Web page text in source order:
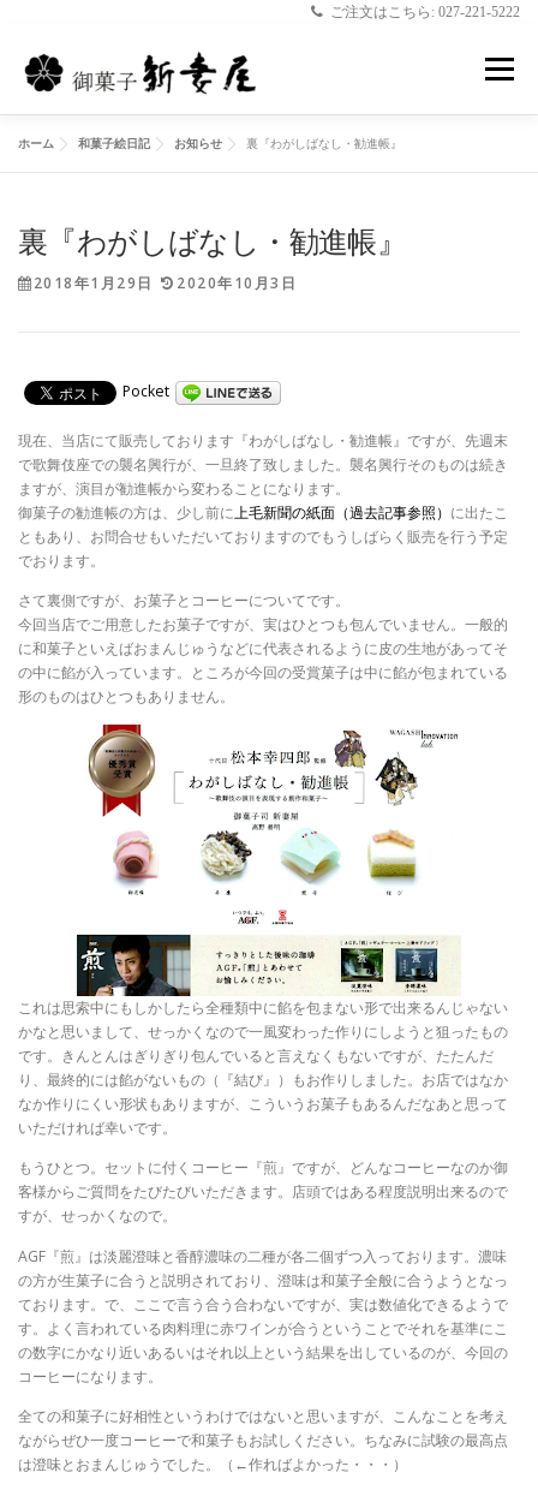
ご注文はこちら: 027-221-5222
メニュー
店舗のご案内 和菓子絵日記 お問合せ
ホーム 和菓子絵日記 お知らせ 裏『わがしばなし・勧進帳』
裏『わがしばなし・勧進帳』
2018年1月29日 2020年10月3日
Pocket
現在、当店にて販売しております『わがしばなし・勧進帳』ですが、先週末
で歌舞伎座での襲名興行が、一旦終了致しました。襲名興行そのものは続き
ますが、演目が勧進帳から変わることになります。
御菓子の勧進帳の方は、少し前に上毛新聞の紙面（過去記事参照） に出たこ
ともあり、お問合せもいただいておりますのでもうしばらく販売を行う予定
でおります。
さて裏側ですが、お菓子とコーヒーについてです。
今回当店でご用意したお菓子ですが、実はひとつも包んでいません。一般的
に和菓子といえばおまんじゅうなどに代表されるように皮の生地があってそ
の中に餡が入っています。ところが今回の受賞菓子は中に餡が包まれている
形のものはひとつもありません。
これは思索中にもしかしたら全種類中に餡を包まない形で出来るんじゃない
かなと思いまして、せっかくなので一風変わった作りにしようと狙ったもの
です。きんとんはぎりぎり包んでいると言えなくもないですが、たたんだ
り、最終的には餡がないもの（『結び』）もお作りしました。お店ではなか
なか作りにくい形状もありますが、こういうお菓子もあるんだなあと思って
いただければ幸いです。
もうひとつ。セットに付くコーヒー『煎』ですが、どんなコーヒーなのか御
客様からご質問をたびたびいただきます。店頭ではある程度説明出来るので
すが、せっかくなので。
AGF『煎』は淡麗澄味と香醇濃味の二種が各二個ずつ入っております。濃味
の方が生菓子に合うと説明されており、澄味は和菓子全般に合うようとなっ
ております。で、ここで言う合う合わないですが、実は数値化できるようで
す。よく言われている肉料理に赤ワインが合うということでそれを基準にこ
の数字にかなり近いあるいはそれ以上という結果を出しているのが、今回の
コーヒーになります。
全ての和菓子に好相性というわけではないと思いますが、こんなことを考え
ながらぜひ一度コーヒーで和菓子もお試しください。ちなみに試験の最高点
は澄味とおまんじゅうでした。（←作ればよかった・・・）